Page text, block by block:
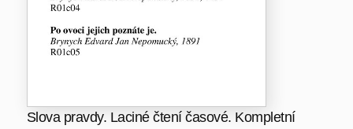
Slova pravdy. Laciné čtení časové. Kompletní